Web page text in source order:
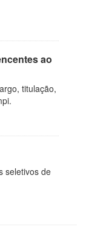
ao
titulação,
seletivos de